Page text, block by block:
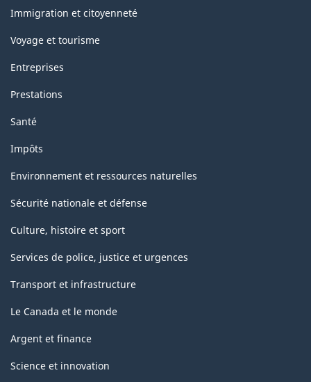
sujets
Immigration et citoyenneté
Voyage et tourisme
Entreprises
Prestations
Santé
Impôts
Environnement et ressources naturelles
Sécurité nationale et défense
Culture, histoire et sport
Services de police, justice et urgences
Transport et infrastructure
Le Canada et le monde
Argent et finance
Science et innovation